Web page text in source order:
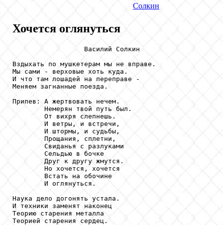
Солкин
Хочется оглянуться
                  Василий Солкин
Вздыхать по мушкетерам мы не вправе.
Мы сами - верховые хоть куда.
И что там лошадей на переправе -
Меняем загнанные поезда.
Припев: А жертвовать нечем.
        Немерян твой путь был.
        От вихря слепнешь.
        И ветры, и встречи,
        И штормы, и судьбы,
        Прощания, сплетни,
        Свиданья с разлуками
        Сельдью в бочке
        Друг к другу жмутся.
        Но хочется, хочется
        Встать на обочине
        И оглянуться.
Наука дело догонять устала.
И техники заменят наконец
Теорию старения металла
Теорией старения сердец.